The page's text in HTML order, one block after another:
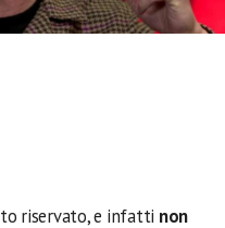
riservato, e infatti non